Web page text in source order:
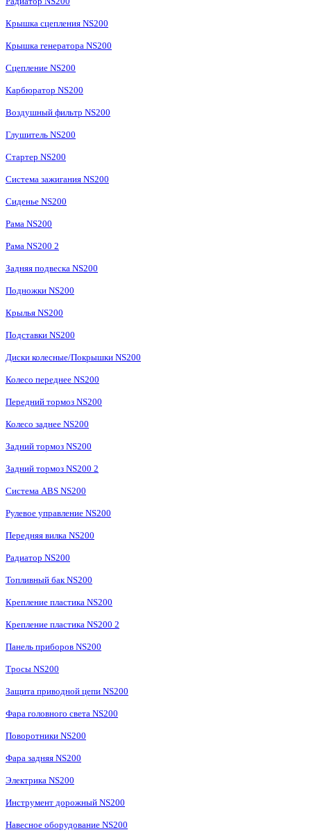
Крышка сцепления NS200
Крышка генератора NS200
Сцепление NS200
Карбюратор NS200
Воздушный фильтр NS200
Глушитель NS200
Стартер NS200
Система зажигания NS200
Сиденье NS200
Рама NS200
Рама NS200 2
Задняя подвеска NS200
Подножки NS200
Крылья NS200
Подставки NS200
Диски колесные/Покрышки NS200
Колесо переднее NS200
Передний тормоз NS200
Колесо заднее NS200
Задний тормоз NS200
Задний тормоз NS200 2
Система ABS NS200
Рулевое управление NS200
Передняя вилка NS200
Радиатор NS200
Топливный бак NS200
Крепление пластика NS200
Крепление пластика NS200 2
Панель приборов NS200
Тросы NS200
Защита приводной цепи NS200
Фара головного света NS200
Поворотники NS200
Фара задняя NS200
Электрика NS200
Инструмент дорожный NS200
Навесное оборудование NS200